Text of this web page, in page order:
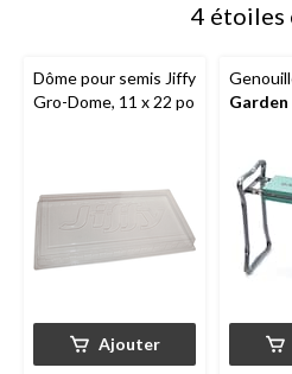
4 étoiles
Dôme pour semis Jiffy
Gro-Dome, 11 x 22 po
Ajouter
Garden